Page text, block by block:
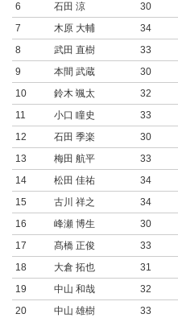
6
石田 涼 30
7
木原 大輔 34
8
武田 直樹 33
9
本間 武蔵 30
10
鈴木 颯太 32
11
小口 瞳史 33
12
石田 季楽 30
13
梅田 航平 33
14
松田 佳祐 34
15
古川 祥之 34
16
峰瀬 博生 30
17
髙橋 正俊 33
18
大倉 拓也 31
19
中山 和哉 32
20
中山 雄樹 33